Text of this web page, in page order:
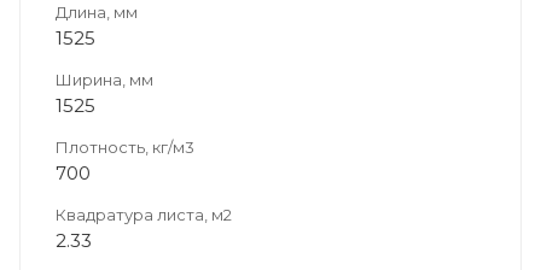
Длина, мм
1525
Ширина, мм
1525
Плотность, кг/м3
700
Квадратура листа, м2
2.33